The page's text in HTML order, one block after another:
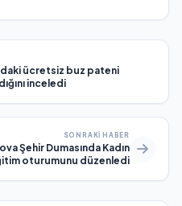
ücretsiz buz pateni
inceledi
SONRAKI HABER
Şehir Dumasında Kadın
oturumunu düzenledi